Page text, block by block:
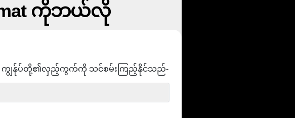
ကိုဘယ်လို
င့် ကျွန်ုပ်တို့၏လှည့်ကွက်ကို သင်စမ်းကြည့်နိုင်သည်-